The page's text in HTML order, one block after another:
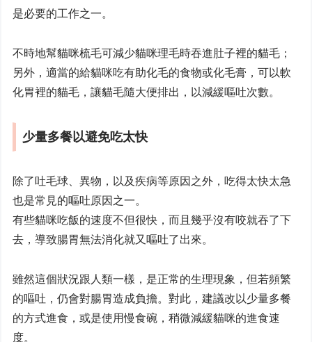
是必要的工作之一。
不時地幫貓咪梳毛可減少貓咪理毛時吞進肚子裡的貓毛；
另外，適當的給貓咪吃有助化毛的食物或化毛膏，可以軟
化胃裡的貓毛，讓貓毛隨大便排出，以減緩嘔吐次數。
少量多餐以避免吃太快
除了吐毛球、異物，以及疾病等原因之外，吃得太快太急
也是常見的嘔吐原因之一。
有些貓咪吃飯的速度不但很快，而且幾乎沒有咬就吞了下
去，導致腸胃無法消化就又嘔吐了出來。
雖然這個狀況跟人類一樣，是正常的生理現象，但若頻繁
的嘔吐，仍會對腸胃造成負擔。對此，建議改以少量多餐
的方式進食，或是使用慢食碗，稍微減緩貓咪的進食速
度。